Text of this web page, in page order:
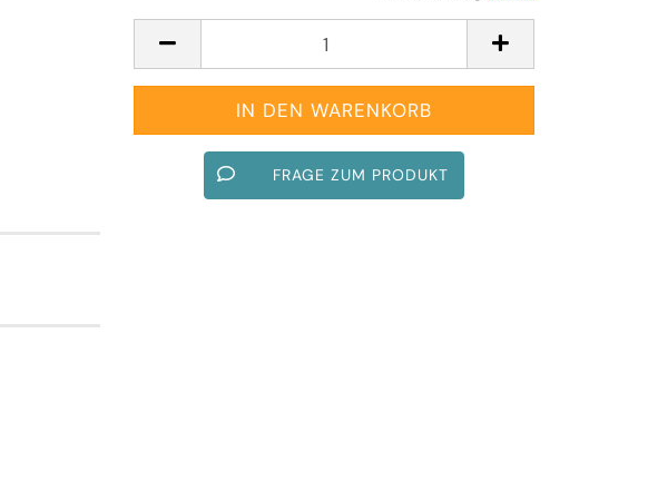
FRAGE ZUM PRODUKT